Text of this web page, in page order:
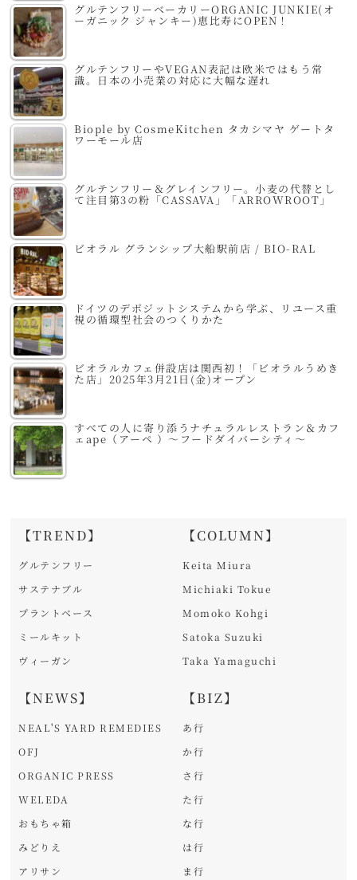
グルテンフリーベーカリーORGANIC JUNKIE(オ
ーガニック ジャンキー)恵比寿にOPEN！
グルテンフリーやVEGAN表記は欧米ではもう常
識。日本の小売業の対応に大幅な遅れ
Biople by CosmeKitchen タカシマヤ ゲートタ
ワーモール店
グルテンフリー＆グレインフリー。小麦の代替とし
て注目第3の粉「CASSAVA」「ARROWROOT」
ビオラル グランシップ大船駅前店 / BIO-RAL
ドイツのデポジットシステムから学ぶ、リユース重
視の循環型社会のつくりかた
ビオラルカフェ併設店は関西初！「ビオラルうめき
た店」2025年3月21日(金)オープン
すべての人に寄り添うナチュラルレストラン＆カフ
ェape（アーペ ）～フードダイバーシティ～
【TREND】
グルテンフリー
サステナブル
プラントベース
ミールキット
ヴィーガン
【NEWS】
NEAL'S YARD REMEDIES
OFJ
ORGANIC PRESS
WELEDA
おもちゃ箱
みどりえ
アリサン
【COLUMN】
Keita Miura
Michiaki Tokue
Momoko Kohgi
Satoka Suzuki
Taka Yamaguchi
【BIZ】
あ行
か行
さ行
た行
な行
は行
ま行